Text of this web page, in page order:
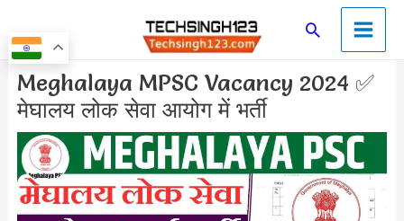
to
content
SearchMain
Menu
Meghalaya MPSC Vacancy 2024 ✅
मेघालय लोक सेवा आयोग में भर्ती
Post
navigation